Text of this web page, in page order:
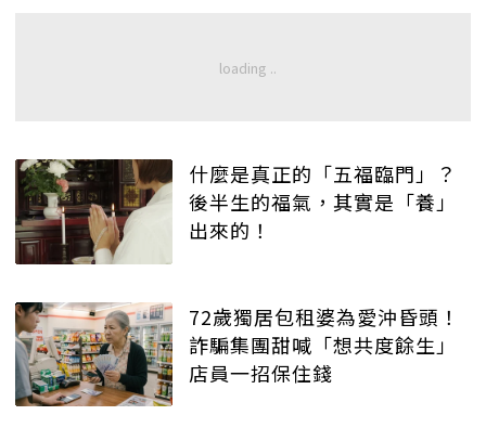
什麼是真正的「五福臨門」？
後半生的福氣，其實是「養」
出來的！
72歲獨居包租婆為愛沖昏頭！
詐騙集團甜喊「想共度餘生」
店員一招保住錢